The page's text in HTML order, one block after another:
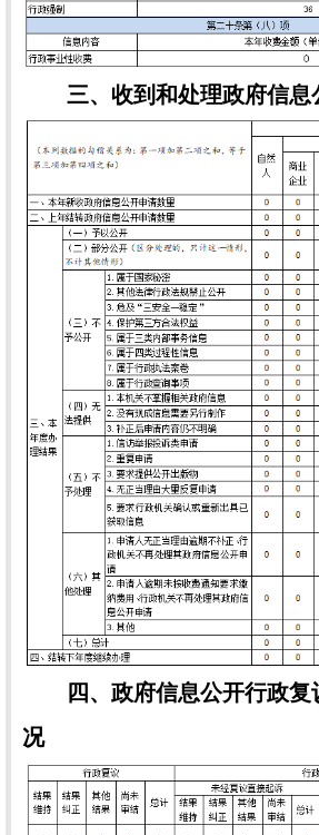
三、收到和处理政府信息
四、政府信息公开行政
况